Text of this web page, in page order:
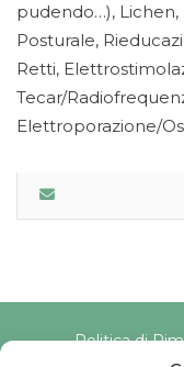
pudendo…), Lichen,
Posturale,
Retti,
Tecar/
Elettroporazione/
Politica di